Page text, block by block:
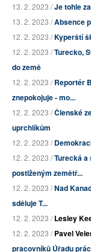
13. 2. 2023 /Je tohle
13. 2. 2023 /Absence
12. 2. 2023 /Kyperští
12. 2. 2023 /Turecko,
do země
12. 2. 2023 /Reportér
znepokojuje - mo...
12. 2. 2023 /Členské
uprchlíkům
12. 2. 2023 /
12. 2. 2023 /Turecká
postiženým zemětř...
12. 2. 2023 /Nad
sděluje T...
12. 2. 2023 /Lesley
12. 2. 2023 /Pavel
pracovníků Úřadu